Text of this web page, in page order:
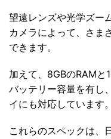
望遠レンズや光学ズー
カメラによって、さま
できます。
加えて、8GBのRAM
バッテリー容量を有し
イにも対応しています。
これらのスペックは、